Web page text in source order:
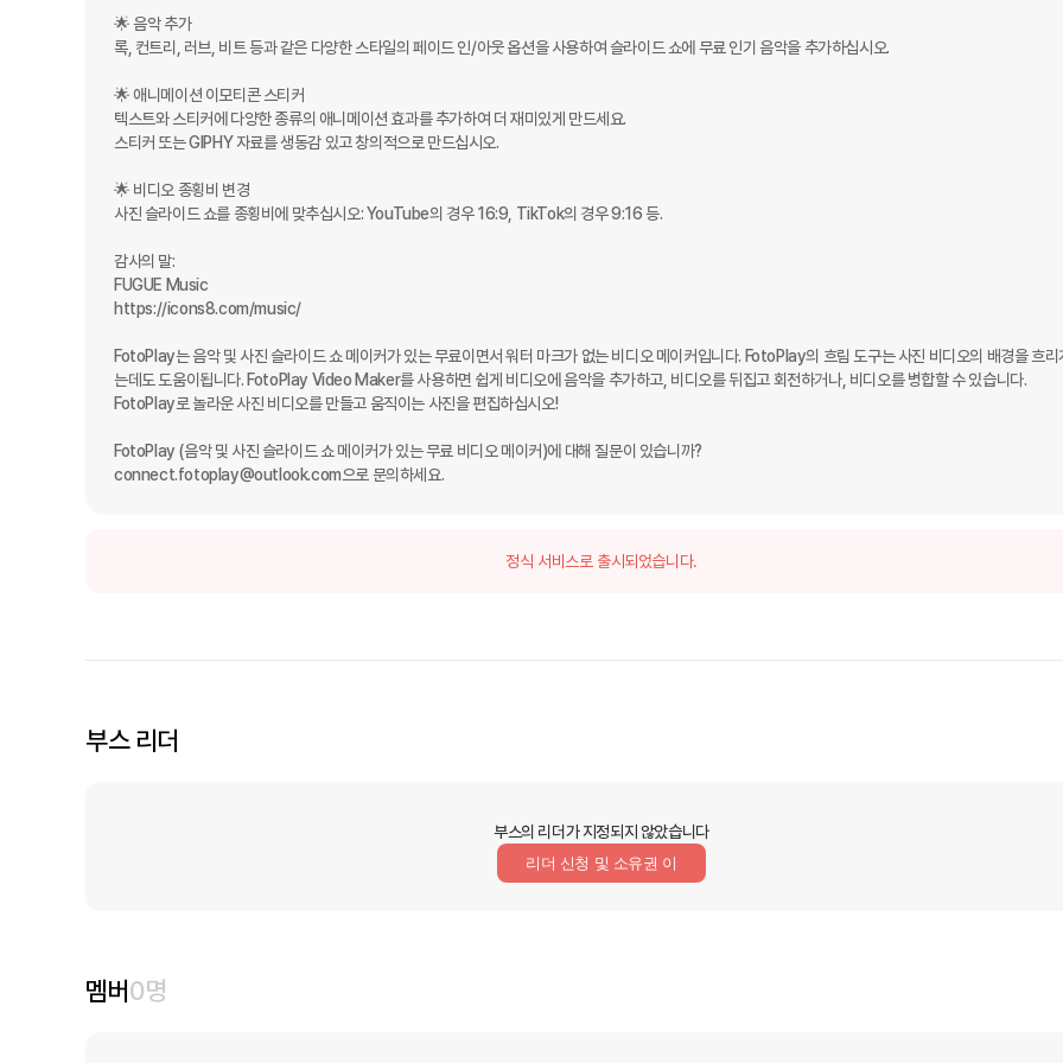
🌟 음악 추가
록, 컨트리, 러브, 비트 등과 같은 다양한 스타일의 페이드 인/아웃 옵션을 사용하여 슬라이드 쇼에 무료 인기 음악을 추가하십시오.
🌟 애니메이션 이모티콘 스티커
텍스트와 스티커에 다양한 종류의 애니메이션 효과를 추가하여 더 재미있게 만드세요.
스티커 또는 GIPHY 자료를 생동감 있고 창의적으로 만드십시오.
🌟 비디오 종횡비 변경
사진 슬라이드 쇼를 종횡비에 맞추십시오: YouTube의 경우 16:9, TikTok의 경우 9:16 등.
감사의 말:
FUGUE Music
https://icons8.com/music/
FotoPlay는 음악 및 사진 슬라이드 쇼 메이커가 있는 무료이면서 워터 마크가 없는 비디오 메이커입니다. FotoPlay의 흐림 도구는 사진 비디오의 배경을 흐리
는데도 도움이됩니다. FotoPlay Video Maker를 사용하면 쉽게 비디오에 음악을 추가하고, 비디오를 뒤집고 회전하거나, 비디오를 병합할 수 있습니다.
FotoPlay로 놀라운 사진 비디오를 만들고 움직이는 사진을 편집하십시오!
FotoPlay (음악 및 사진 슬라이드 쇼 메이커가 있는 무료 비디오 메이커)에 대해 질문이 있습니까?
connect.fotoplay@outlook.com으로 문의하세요.
정식 서비스로 출시되었습니다.
부스 리더
부스의 리더가 지정되지 않았습니다
리더 신청 및 소유권 이
멤버0명